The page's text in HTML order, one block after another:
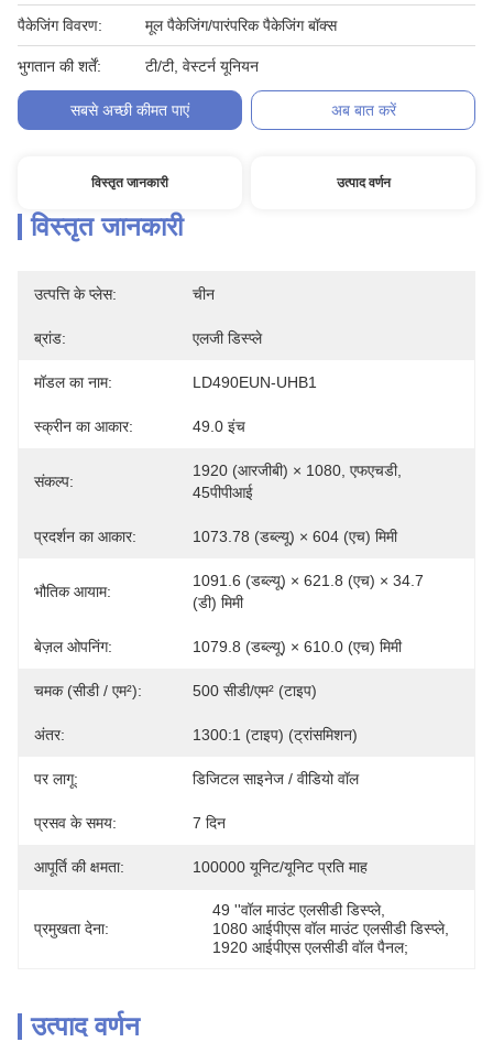
पैकेजिंग विवरण: मूल पैकेजिंग/पारंपरिक पैकेजिंग बॉक्स
भुगतान की शर्तें: टी/टी, वेस्टर्न यूनियन
सबसे अच्छी कीमत पाएं अब बात करें
विस्तृत जानकारी उत्पाद वर्णन
विस्तृत जानकारी
उत्पत्ति के प्लेस: चीन
ब्रांड: एलजी डिस्प्ले
मॉडल का नाम: LD490EUN-UHB1
स्क्रीन का आकार: 49.0 इंच
संकल्प:
1920 (आरजीबी) × 1080, एफएचडी,
45पीपीआई
प्रदर्शन का आकार: 1073.78 (डब्ल्यू) × 604 (एच) मिमी
भौतिक आयाम:
1091.6 (डब्ल्यू) × 621.8 (एच) × 34.7
(डी) मिमी
बेज़ल ओपनिंग: 1079.8 (डब्ल्यू) × 610.0 (एच) मिमी
चमक (सीडी / एम²): 500 सीडी/एम² (टाइप)
अंतर: 1300:1 (टाइप) (ट्रांसमिशन)
पर लागू: डिजिटल साइनेज / वीडियो वॉल
प्रसव के समय: 7 दिन
आपूर्ति की क्षमता: 100000 यूनिट/यूनिट प्रति माह
प्रमुखता देना:
49 ''वॉल माउंट एलसीडी डिस्प्ले,
1080 आईपीएस वॉल माउंट एलसीडी डिस्प्ले,
1920 आईपीएस एलसीडी वॉल पैनल;
उत्पाद वर्णन